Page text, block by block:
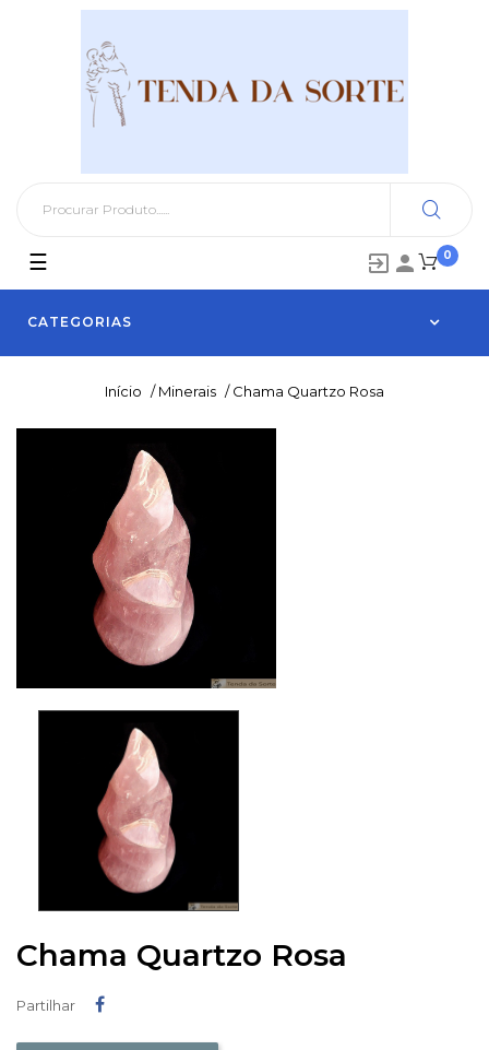
0
 
CATEGORIAS
Toggle
navigation
☰
Início / Minerais / Chama Quartzo Rosa
Chama Quartzo Rosa
Partilhar